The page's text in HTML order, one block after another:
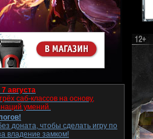
августа
саб-классов на основу,
умений.
доната, чтобы сделать игру по
владение замком!